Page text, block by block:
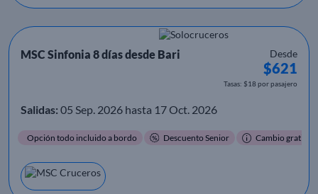
MSC Sinfonia 8 días desde Bari Desde
$621
Tasas: $18 por pasajero
Salidas: 05 Sep. 2026 hasta 17 Oct. 2026
Opción todo incluido a bordo Descuento Senior Cambio gratis